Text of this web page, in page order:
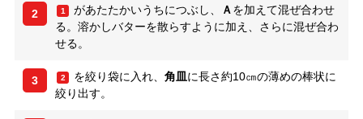
2 1 があたたかいうちにつぶし、 Ａを加えて混ぜ合わせ
る。溶かしバターを散らすように加え、さらに混ぜ合わ
せる。
3 2 を絞り袋に入れ、 角皿に長さ約10㎝の薄めの棒状に
絞り出す。